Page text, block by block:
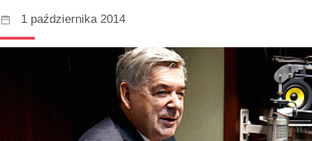
1 października 2014